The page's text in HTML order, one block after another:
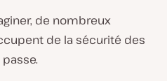
de nombreux
de la sécurité des